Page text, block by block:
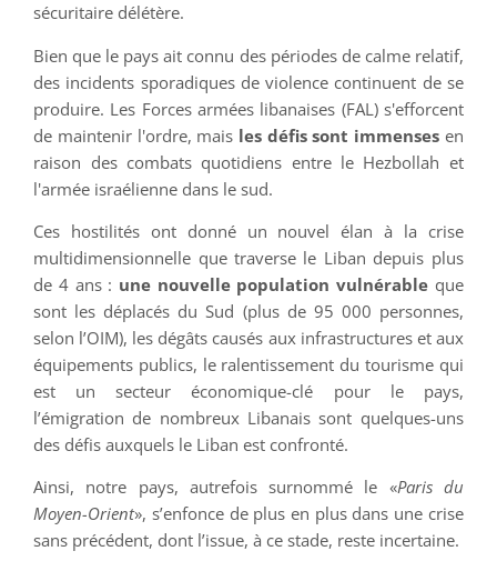
sécuritaire délétère.
Bien que le pays ait connu des périodes de calme relatif,
des incidents sporadiques de violence continuent de se
produire. Les Forces armées libanaises (FAL) s'efforcent
de maintenir l'ordre, mais les défis sont immenses en
raison des combats quotidiens entre le Hezbollah et
l'armée israélienne dans le sud.
Ces hostilités ont donné un nouvel élan à la crise
multidimensionnelle que traverse le Liban depuis plus
de 4 ans : une nouvelle population vulnérable que
sont les déplacés du Sud (plus de 95 000 personnes,
selon l’OIM), les dégâts causés aux infrastructures et aux
équipements publics, le ralentissement du tourisme qui
est un secteur économique-clé pour le pays,
l’émigration de nombreux Libanais sont quelques-uns
des défis auxquels le Liban est confronté.
Ainsi, notre pays, autrefois surnommé le «Paris du
Moyen-Orient», s’enfonce de plus en plus dans une crise
sans précédent, dont l’issue, à ce stade, reste incertaine.